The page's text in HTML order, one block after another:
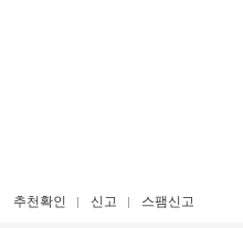
추천확인 신고 스팸신고